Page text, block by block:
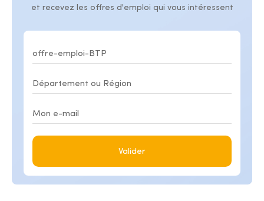
et recevez les offres d'emploi qui vous intéressent
Valider